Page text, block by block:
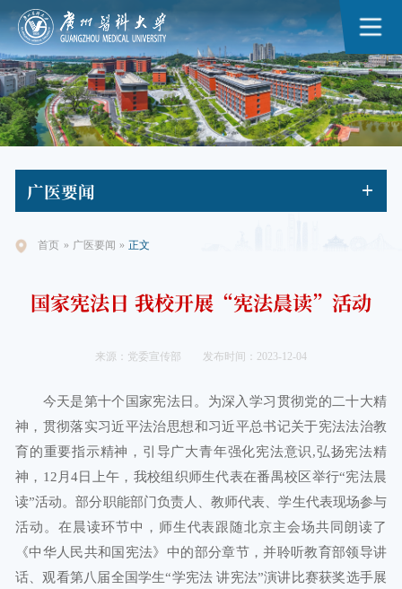
广医要闻
首页 » 广医要闻 » 正文
国家宪法日 我校开展“宪法晨读”活动
来源：党委宣传部 发布时间：2023-12-04
今天是第十个国家宪法日。为深入学习贯彻党的二十大精
神，贯彻落实习近平法治思想和习近平总书记关于宪法法治教
育的重要指示精神，引导广大青年强化宪法意识,弘扬宪法精
神，12月4日上午，我校组织师生代表在番禺校区举行“宪法晨
读”活动。部分职能部门负责人、教师代表、学生代表现场参与
活动。在晨读环节中，师生代表跟随北京主会场共同朗读了
《中华人民共和国宪法》中的部分章节，并聆听教育部领导讲
话、观看第八届全国学生“学宪法 讲宪法”演讲比赛获奖选手展